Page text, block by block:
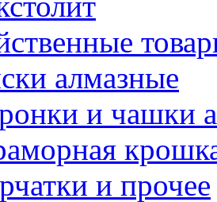
алмазные
и чашки
и прочее